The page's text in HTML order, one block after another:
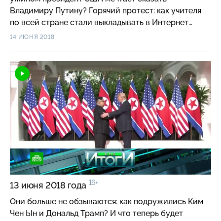
Владимиру Путину? Горячий протест: как учителя
по всей стране стали выкладывать в Интернет
пляжные фотографии в поддержку уволенной
тоже люди? Кому в России пенсионный возраст и
так можно не повышать? Кто они — пенсионеры,
разменявшие второе столетие, которые остаются
востребованными? И неужели именно
профессиональная реализация — лучший способ
победить старость? «Старики-работники» —
специальный репортаж программы «Итоги дня».
Станислав Говорухин скончался в Москве на 83-м
году жизни.
14 ИЮНЯ 2018
13 июня 2018 года 16+
Они больше не обзываются: как подружились Ким
Чен Ын и Дональд Трамп? И что теперь будет